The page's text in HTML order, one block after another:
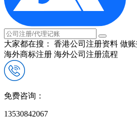
大家都在搜： 香港公司注册资料 做
海外商标注册 海外公司注册流程
免费咨询：
13530842067